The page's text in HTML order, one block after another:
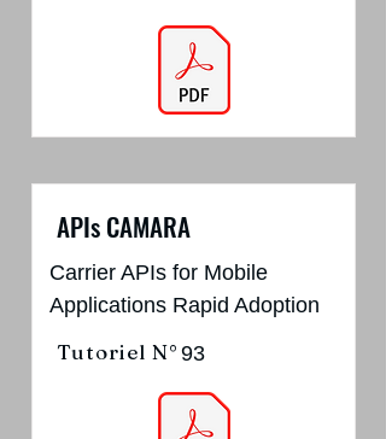
APIs CAMARA
Carrier APIs for Mobile
Applications Rapid Adoption
Tutoriel N° 93